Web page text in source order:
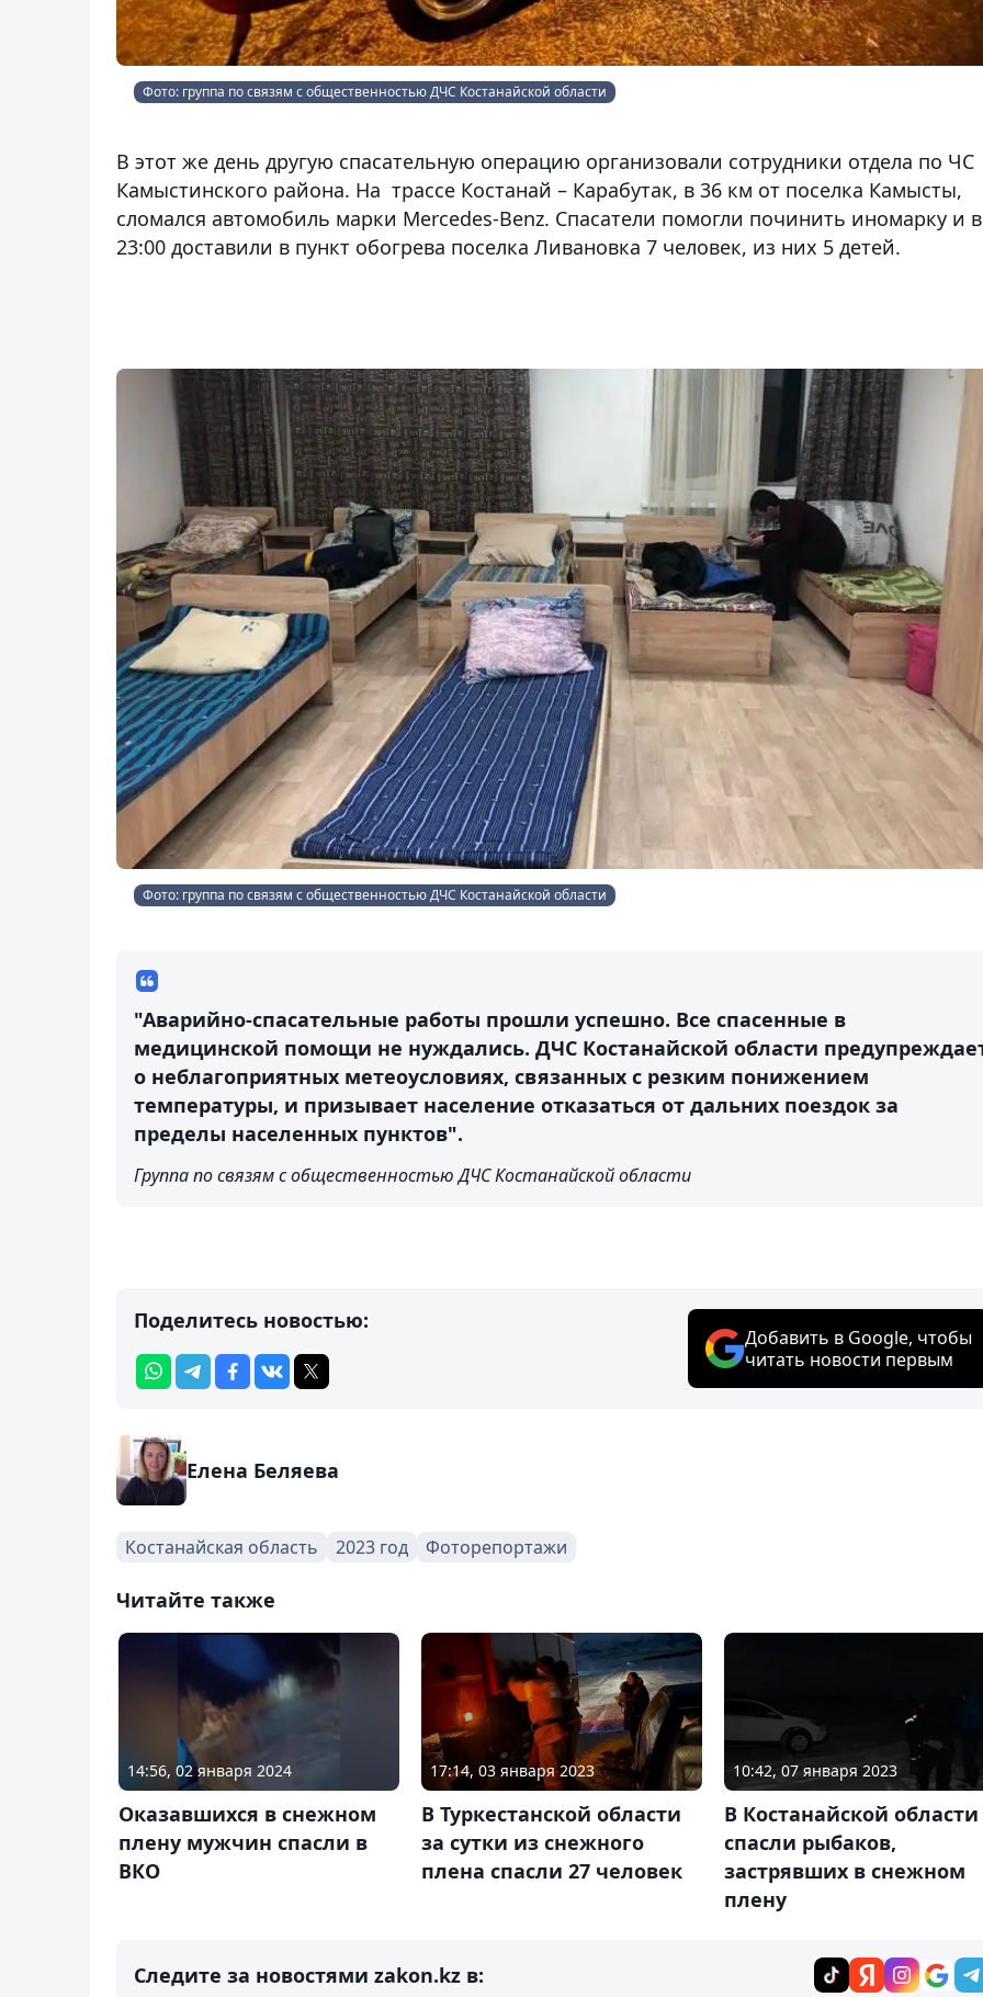
Фото: группа по связям с общественностью ДЧС Костанайской области
В этот же день другую спасательную операцию организовали сотрудники отдела по ЧС
Камыстинского района. На трассе Костанай – Карабутак, в 36 км от поселка Камысты,
сломался автомобиль марки Mercedes-Benz. Спасатели помогли починить иномарку и в
23:00 доставили в пункт обогрева поселка Ливановка 7 человек, из них 5 детей.
Фото: группа по связям с общественностью ДЧС Костанайской области
"Аварийно-спасательные работы прошли успешно. Все спасенные в
медицинской помощи не нуждались. ДЧС Костанайской области
о неблагоприятных метеоусловиях, связанных с резким понижением
температуры, и призывает население отказаться от дальних поездок за
пределы населенных пунктов".
Группа по связям с общественностью ДЧС Костанайской области
Поделитесь новостью:
Добавить в Google, чтобы
читать новости первым
Елена Беляева
Костанайская область 2023 год Фоторепортажи
Читайте также
14:56, 02 января 2024
Оказавшихся в снежном
плену мужчин спасли в
ВКО
17:14, 03 января 2023
В Туркестанской области
за сутки из снежного
плена спасли 27 человек
10:42, 07 января 2023
В Костанайской области
спасли рыбаков,
застрявших в снежном
плену
Следите за новостями zakon.kz в: